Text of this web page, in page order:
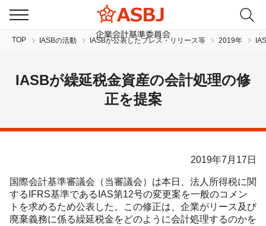
TOP IASBの活動 IASBが公表したプレス・リリース等 2019年
IASBが繰延税金資産の会計処理の修
正を提案
2019年7月17日
国際会計基準審議会（当審議会）は本日、法人所得税に関
するIFRS基準であるIAS第12号の変更案を一般のコメン
トを求めるため公表した。この修正は、企業がリース及び
廃棄義務に係る繰延税金をどのように会計処理するのかを